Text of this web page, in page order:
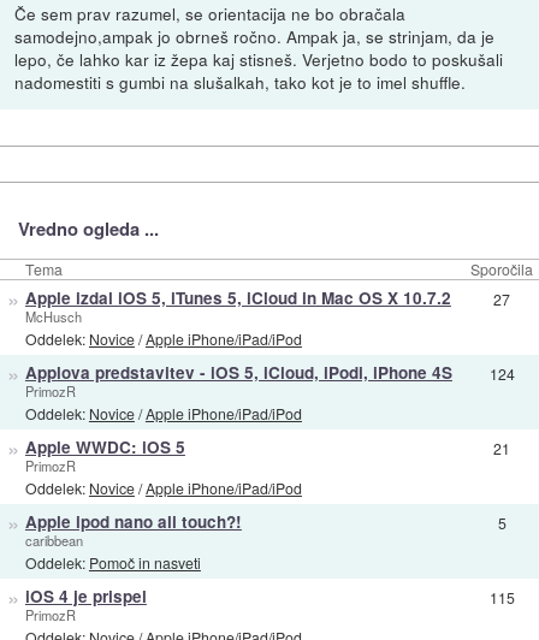
Če sem prav razumel, se orientacija ne bo obračala
samodejno,ampak jo obrneš ročno. Ampak ja, se strinjam, da je
lepo, če lahko kar iz žepa kaj stisneš. Verjetno bodo to poskušali
nadomestiti s gumbi na slušalkah, tako kot je to imel shuffle.
Vredno ogleda ...
Tema Sporočila
» Apple izdal iOS 5, iTunes 5, iCloud in Mac OS X 10.7.2
McHusch
Oddelek: Novice/Apple iPhone/iPad/iPod
27
» Applova predstavitev - iOS 5, iCloud, iPodi, iPhone 4S
PrimozR
Oddelek: Novice/Apple iPhone/iPad/iPod
124
» Apple WWDC: iOS 5
PrimozR
Oddelek: Novice/Apple iPhone/iPad/iPod
21
» Apple ipod nano ali touch?!
caribbean
Oddelek: Pomoč in nasveti
5
» iOS 4 je prispel
PrimozR
115